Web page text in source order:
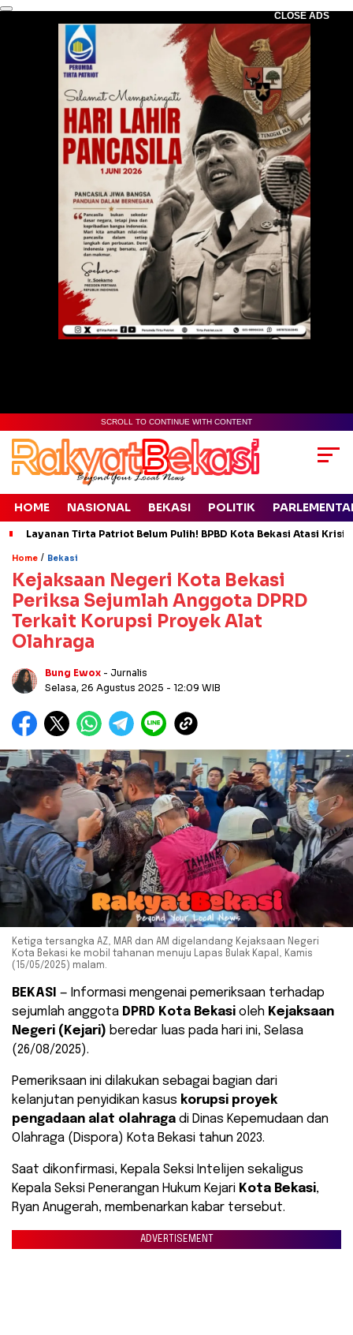
CLOSE ADS
SCROLL TO CONTINUE WITH CONTENT
HOME NASIONAL BEKASI POLITIK
Layanan Tirta Patriot Belum Pulih! BPBD Kota Bekasi Atasi
Home / Bekasi
Kejaksaan Negeri Kota Bekasi
Periksa Sejumlah Anggota DPRD
Terkait Korupsi Proyek Alat
Olahraga
Bung Ewox - Jurnalis
Selasa, 26 Agustus 2025 - 12:09 WIB
Ketiga tersangka AZ, MAR dan AM digelandang Kejaksaan Negeri
Kota Bekasi ke mobil tahanan menuju Lapas Bulak Kapal, Kamis
(15/05/2025) malam.
BEKASI — Informasi mengenai pemeriksaan terhadap
sejumlah anggota DPRD Kota Bekasi oleh Kejaksaan
Negeri (Kejari) beredar luas pada hari ini, Selasa
(26/08/2025).
Pemeriksaan ini dilakukan sebagai bagian dari
kelanjutan penyidikan kasus korupsi proyek
pengadaan alat olahraga di Dinas Kepemudaan dan
Olahraga (Dispora) Kota Bekasi tahun 2023.
Saat dikonfirmasi, Kepala Seksi Intelijen sekaligus
Kepala Seksi Penerangan Hukum Kejari Kota Bekasi,
Ryan Anugerah, membenarkan kabar tersebut.
ADVERTISEMENT